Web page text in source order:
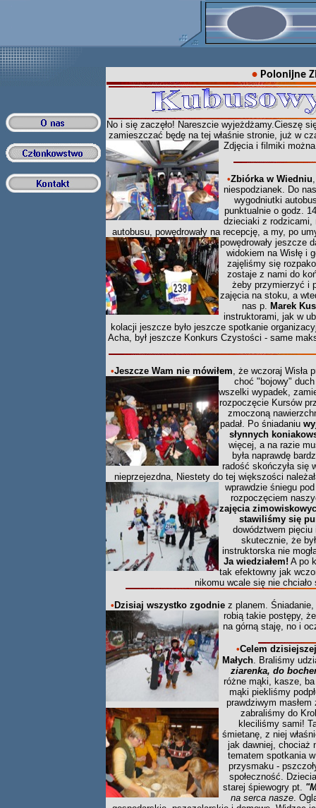
•Polonijne
No i się zaczęło! Nareszcie wyjeżdżamy.Cieszę
zamieszczać będę na tej właśnie stronie, już w
Zdjęcia i filmiki
•Zbiórka w Wiedniu
niespodzianek. Do
wygodniutki
punktualnie o godz.
dzieciaki z rodzicami,
autobusu, powędrowały na recepcję, a my, po
powędrowały jeszcze
widokiem na Wisłę i
zajęliśmy się
zostaje z nami do
żeby przymierzyć i
zajęcia na stoku, a
nas p. Marek
instruktorami, jak w
kolacji jeszcze było jeszcze spotkanie
Acha, był jeszcze Konkurs Czystości - same
•Jeszcze Wam nie mówiłem, że wczoraj Wisła
choć "bojowy"
wszelki wypadek,
rozpoczęcie Kursów
zmoczoną
padał. Po śniadaniu
słynnych
więcej, a na razie
była naprawdę
radość skończyła się
nieprzejezdna, Niestety do tej większości
wprawdzie śniegu
rozpoczęciem
zajęcia
stawiliśmy się
dowództwem
skutecznie, że
instruktorska nie
Ja wiedziałem! A po
tak efektowny jak
nikomu wcale się nie chciało
• Dzisiaj wszystko zgodniez planem.
robią takie postępy,
na górną staję, no i
•Celem
Małych. Braliśmy
ziarenka, do
różne mąki, kasze,
mąki piekliśmy
prawdziwym
zabraliśmy do
kleciliśmy sami!
śmietanę, z niej
jak dawniej, chociaż
tematem spotkania
przysmaku -
społeczność.
starej śpiewogry pt.
na serca nasze.